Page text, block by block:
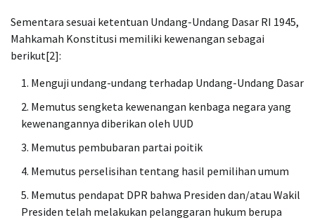
Sementara sesuai ketentuan Undang-Undang Dasar RI 1945,
Mahkamah Konstitusi memiliki kewenangan sebagai
berikut[2]:
Menguji undang-undang terhadap Undang-Undang Dasar
Memutus sengketa kewenangan kenbaga negara yang
kewenangannya diberikan oleh UUD
Memutus pembubaran partai poitik
Memutus perselisihan tentang hasil pemilihan umum
Memutus pendapat DPR bahwa Presiden dan/atau Wakil
Presiden telah melakukan pelanggaran hukum berupa